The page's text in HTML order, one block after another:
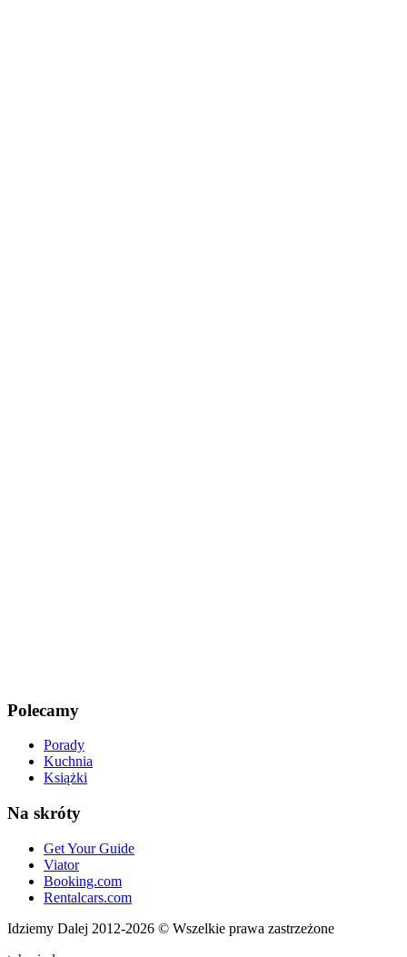
Polecamy
Porady
Kuchnia
Książki
Na skróty
Get Your Guide
Viator
Booking.com
Rentalcars.com
Idziemy Dalej 2012-2026 © Wszelkie prawa zastrzeżone